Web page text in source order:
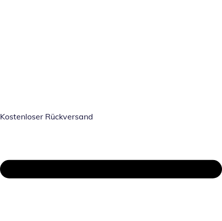
Kostenloser Rückversand